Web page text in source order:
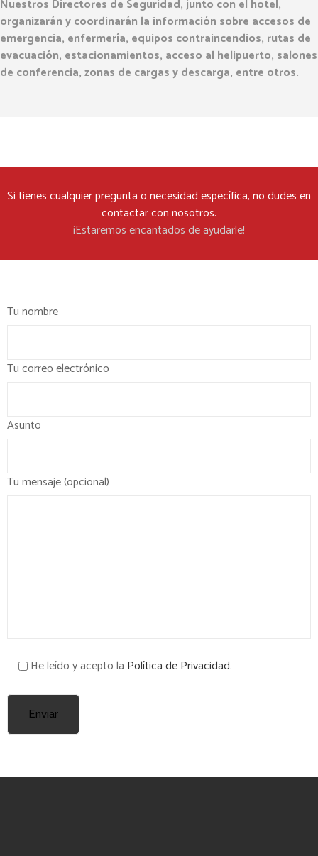
Nuestros Directores de Seguridad, junto con el hotel,
organizarán y coordinarán la información sobre accesos de
emergencia, enfermería, equipos contraincendios, rutas de
evacuación, estacionamientos, acceso al helipuerto, salones
de conferencia, zonas de cargas y descarga, entre otros.
Si tienes cualquier pregunta o necesidad específica, no dudes en
contactar con nosotros.
¡Estaremos encantados de ayudarle!
Tu nombre
Tu correo electrónico
Asunto
Tu mensaje (opcional)
He leído y acepto la Política de Privacidad.